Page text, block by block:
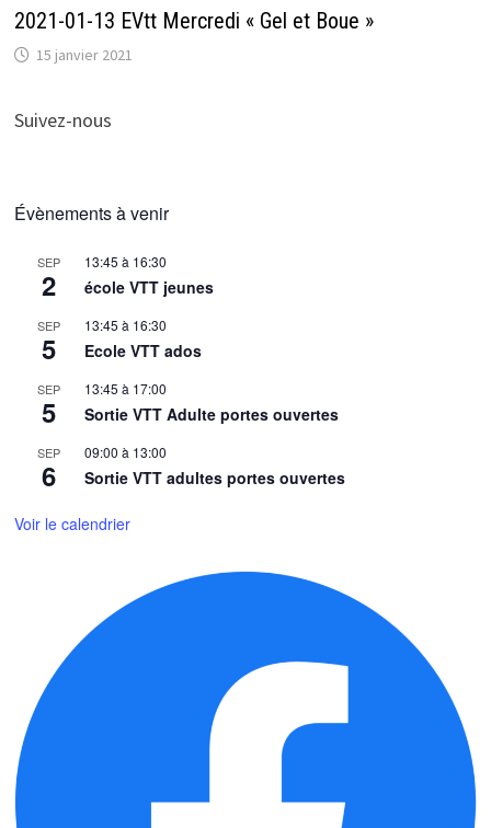
2021-01-13 EVtt Mercredi « Gel et Boue »
15 janvier 2021
Suivez-nous
Évènements à venir
SEP
2
13:45 à 16:30
école VTT jeunes
SEP
5
13:45 à 16:30
Ecole VTT ados
SEP
5
13:45 à 17:00
Sortie VTT Adulte portes ouvertes
SEP
6
09:00 à 13:00
Sortie VTT adultes portes ouvertes
Voir le calendrier